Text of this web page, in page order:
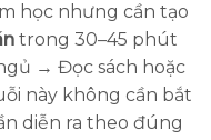
học nhưng cần tạo
trong 30–45 phút
→ Đọc sách hoặc
này không cần bắt
diễn ra theo đúng